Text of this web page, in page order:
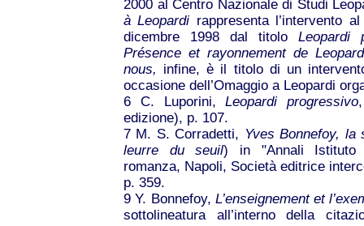
2000 al Centro Nazionale di Studi
à Leopardi rappresenta l’intervento
dicembre 1998 dal titolo Leopardi
Présence et rayonnement de
nous, infine, è il titolo di un
occasione dell’Omaggio a Leopardi
6 C. Luporini,Leopardi progressivo
edizione), p. 107.
7 M. S. Corradetti, Yves Bonnefoy,
leurre du seuil) in "Annali Istituto
romanza, Napoli, Società editrice
p. 359.
9 Y. Bonnefoy, L’enseignement et
sottolineatura all’interno della